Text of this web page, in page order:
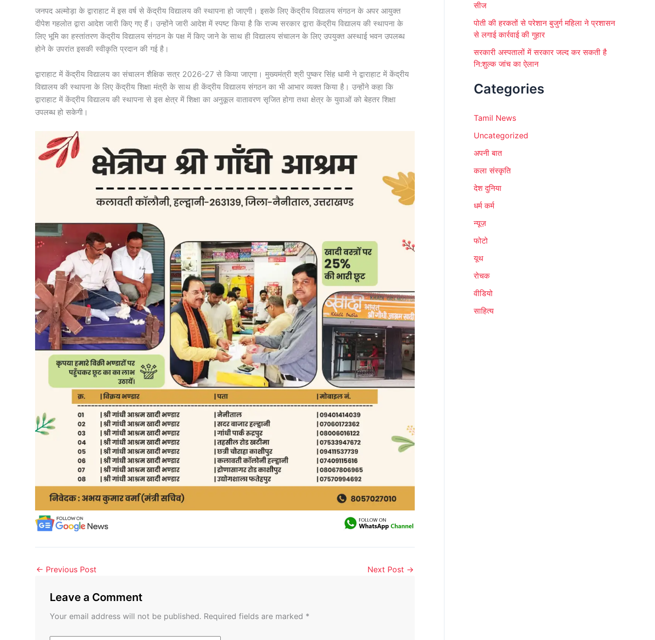
जनपद अल्मोड़ा के द्वाराहाट में इस वर्ष से केंद्रीय विद्यालय की स्थापना हो जाएगी। इसके लिए केंद्रीय विद्यालय संगठन के अपर आयुक्त
दीपेश गहलोत द्वारा आदेश जारी किए गए हैं। उन्होंने जारी आदेश में स्पष्ट किया है कि राज्य सरकार द्वारा केंद्रीय विद्यालय की स्थापना के
लिए भूमि का हस्तांतरण केंद्रीय विद्यालय संगठन के पक्ष में किए जाने के साथ ही विद्यालय संचालन के लिए उपयुक्त अस्थाई भवन उपलब्ध
होने के उपरांत इसकी स्वीकृति प्रदान की गई है।
द्वाराहाट में केंद्रीय विद्यालय का संचालन शैक्षिक सत्र 2026-27 से किया जाएगा। मुख्यमंत्री श्री पुष्कर सिंह धामी ने द्वाराहाट में केंद्रीय
विद्यालय की स्थापना के लिए केंद्रीय शिक्षा मंत्री के साथ ही केंद्रीय विद्यालय संगठन का भी आभार व्यक्त किया है। उन्होंने कहा कि
द्वाराहाट में केंद्रीय विद्यालय की स्थापना से इस क्षेत्र में शिक्षा का अनुकूल वातावरण सृजित होगा तथा क्षेत्र के युवाओं को बेहतर शिक्षा
उपलब्ध हो सकेगी।
← Previous Post Next Post →
Leave a Comment
Your email address will not be published. Required fields are marked *
सीज
पोती की हरकतों से परेशान बुजुर्ग महिला ने प्रशासन
से लगाई कार्रवाई की गुहार
सरकारी अस्पतालों में सरकार जल्द कर सकती है
नि:शुल्क जांच का ऐलान
Categories
Tamil News
Uncategorized
अपनी बात
कला संस्कृति
देश दुनिया
धर्म कर्म
न्यूज़
फोटो
यूथ
रोचक
वीडियो
साहित्य